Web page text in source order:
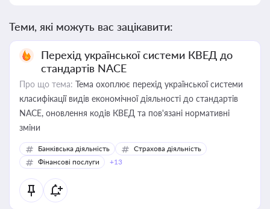
Теми, які можуть вас зацікавити:
Перехід української системи КВЕД до
стандартів NACE
Про що тема: Тема охоплює перехід української системи
класифікації видів економічної діяльності до стандартів
NACE, оновлення кодів КВЕД та пов'язані нормативні
зміни
Банківська діяльність
Страхова діяльність
Фінансові послуги
+13